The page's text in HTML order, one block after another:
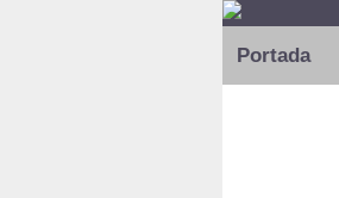
Portada